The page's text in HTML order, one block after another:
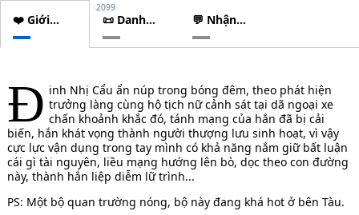
❤️ Giới
thiệu
📜 Danh
sách
chương
2099
💬 Nhận
xét
Đ inh Nhị Cẩu ẩn núp trong bóng đêm, theo phát hiện
trưởng làng cùng hộ tịch nữ cảnh sát tại dã ngoại xe
chấn khoảnh khắc đó, tánh mạng của hắn đã bị cải
biến, hắn khát vọng thành người thượng lưu sinh hoạt, vì vậy
cực lực vận dụng trong tay mình có khả năng nắm giữ bất luận
cái gì tài nguyên, liều mạng hướng lên bò, dọc theo con đường
này, thành hắn liệp diễm lữ trình...
PS: Một bộ quan trường nóng, bộ này đang khá hot ở bên Tàu.